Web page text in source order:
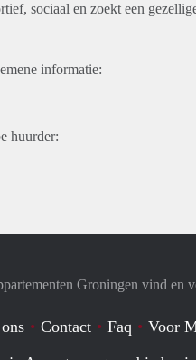
sociaal en zoekt een
informatie:
huurder:
Groningen vind en
Contact Faq Voor